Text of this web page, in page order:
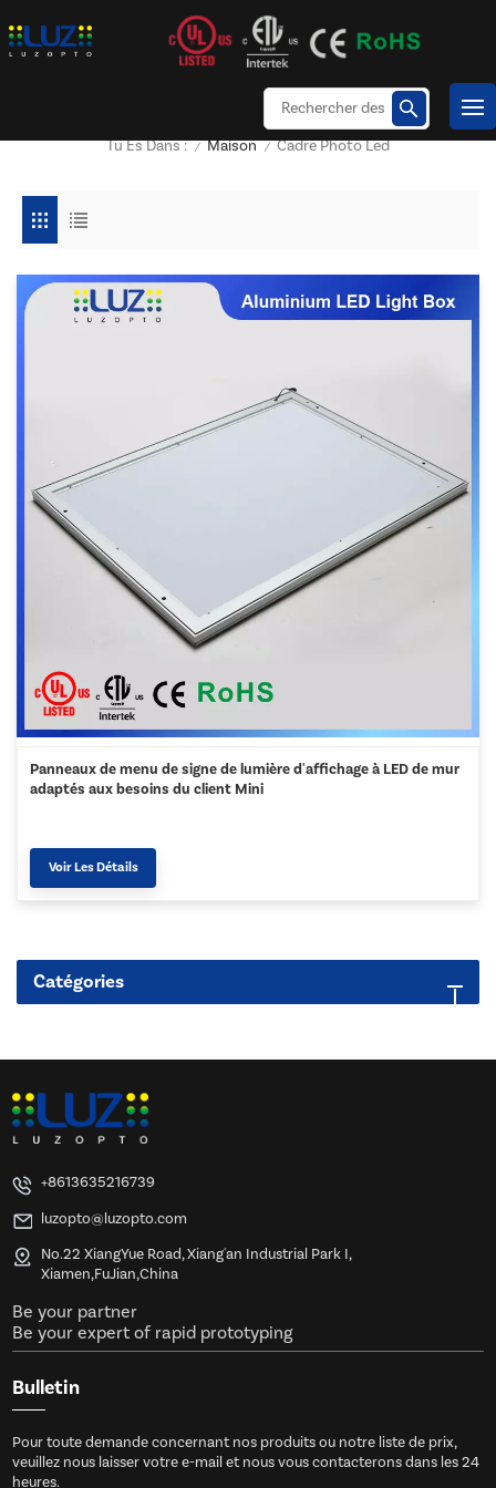
Tu Es Dans : / Maison / Cadre Photo Led
Panneaux de menu de signe de lumière d'affichage à LED de mur
adaptés aux besoins du client Mini
Voir Les Détails
Catégories
+8613635216739
luzopto@luzopto.com
No.22 XiangYue Road, Xiang'an Industrial Park I,
Xiamen,FuJian,China
Be your partner
Be your expert of rapid prototyping
Bulletin
Pour toute demande concernant nos produits ou notre liste de prix,
veuillez nous laisser votre e-mail et nous vous contacterons dans les 24
heures.